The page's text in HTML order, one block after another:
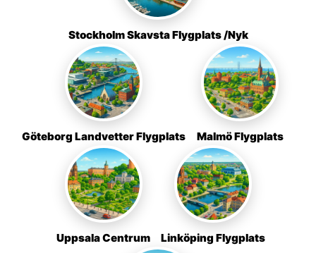
Stockholm Skavsta Flygplats /Nyk
Göteborg Landvetter Flygplats Malmö Flygplats
Uppsala Centrum Linköping Flygplats